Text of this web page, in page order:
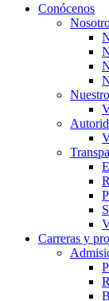
search
Menu
Conócenos
Carreras y